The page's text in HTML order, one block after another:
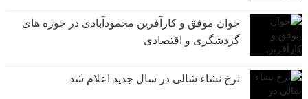
جوان موفق و کارآفرین محمودآبادی در حوزه های
گردشگری و اقتصادی
نرخ نشاء شالی در سال جدید اعلام شد